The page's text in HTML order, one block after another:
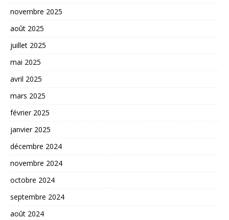
novembre 2025
août 2025
juillet 2025
mai 2025
avril 2025
mars 2025
février 2025
janvier 2025
décembre 2024
novembre 2024
octobre 2024
septembre 2024
août 2024